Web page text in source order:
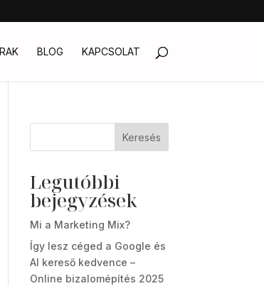
BLOG KAPCSOLAT
Keresés
Legutóbbi
bejegyzések
Mi a Marketing Mix?
Így lesz céged a Google és
AI kereső kedvence –
Online bizalomépítés 2025